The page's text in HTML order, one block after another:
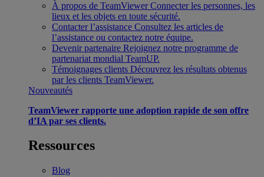
À propos de TeamViewer Connecter les personnes, les
lieux et les objets en toute sécurité.
Contacter l’assistance Consultez les articles de
l’assistance ou contactez notre équipe.
Devenir partenaire Rejoignez notre programme de
partenariat mondial TeamUP.
Témoignages clients Découvrez les résultats obtenus
par les clients TeamViewer.
Nouveautés
TeamViewer rapporte une adoption rapide de son offre
d’IA par ses clients.
Ressources
Blog